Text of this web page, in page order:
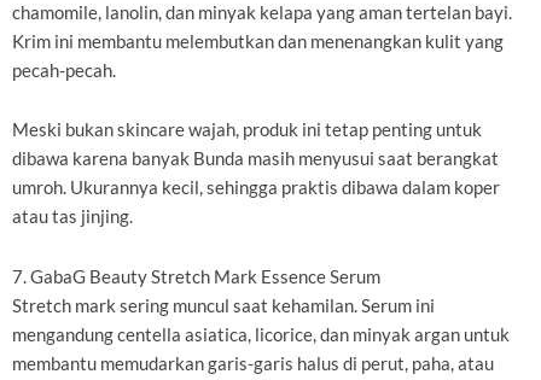
chamomile, lanolin, dan minyak kelapa yang aman tertelan bayi.
Krim ini membantu melembutkan dan menenangkan kulit yang
pecah-pecah.
Meski bukan skincare wajah, produk ini tetap penting untuk
dibawa karena banyak Bunda masih menyusui saat berangkat
umroh. Ukurannya kecil, sehingga praktis dibawa dalam koper
atau tas jinjing.
7. GabaG Beauty Stretch Mark Essence Serum
Stretch mark sering muncul saat kehamilan. Serum ini
mengandung centella asiatica, licorice, dan minyak argan untuk
membantu memudarkan garis-garis halus di perut, paha, atau